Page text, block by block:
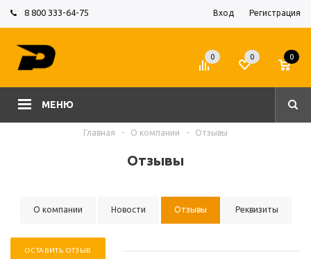
8 800 333-64-75 Вход Регистрация
МЕНЮ
0 0 0
Главная - О компании - Отзывы
Отзывы
О компании Новости Отзывы Реквизиты
ОСТАВИТЬ ОТЗЫВ